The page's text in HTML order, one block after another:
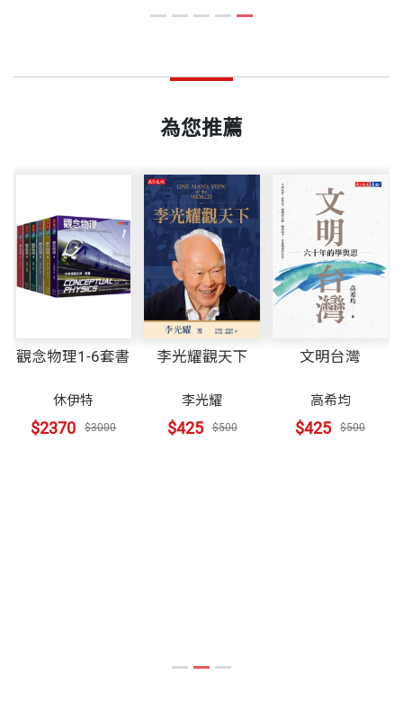
—每人要有愛國心、責任感、深信自求多福。
的。
12 為什麼決策會錯誤？
14 推動進步觀念的絆腳石
15 攀登三座經濟頂峰—自由化、制度化、國際化
16 交棒人全力以赴，接棒人全力衝刺
17 企業形象—良性循環的原動力
18 白天鵝抑醜小鴨？—減少政府與民間的差距
19 不再是保母，不再是公僕—給公務員應有的尊敬
20 如何對抗自私與短視
第三部 共懷遠見—栽植觀念之樹（1986-1989）
下哪有白吃的午餐？〉更叫每個人眼睛為之一亮，腦
化」，對新知識、新觀念了解不夠，而當時的蔣經國
業如水電瓦斯等等費用，都不准漲價，以安定百姓的
生活。
但高希均教授警告國人，不能靠政府開支票過日子，
羊毛一定出在羊身上。他呼籲政府和社會大眾在觀念
和行動上要懂得「付出」和「創新」，才能過渡到一
個真正有尊嚴的富裕社會。
高教授的文章，直如暮鼓晨鐘，社會大眾都聽進去
一九六九年起，先後返台擔任經合會人力小組顧問、
台灣大學商學研究所講座教授、中興大學知識經濟講
顧問、經濟部顧問、教育部顧問、監察院諮詢委員及
國內外文教基金會董事。
一九八〇年代在台灣創辦《天下》雜誌、《遠見》雜
誌與「天下文化出版公司」，現為「遠見．天下文化
事業群」創辦人暨榮譽董事長與「財團法人遠見．天
下文化教育基金會」董事長。
著作曾多次獲獎，包括三次金鼎獎，以及金鼎獎特別
重量 781
為您推薦
觀念物理1-6套書
休伊特
$2370 $3000
李光耀觀天下
李光耀
$425 $500
文明台灣
高希均
$425 $500